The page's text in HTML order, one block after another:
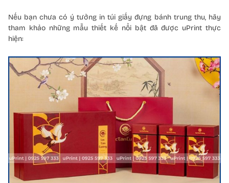
Nếu bạn chưa có ý tưởng in túi giấy đựng bánh trung thu, hãy
tham khảo những mẫu thiết kế nổi bật đã được uPrint thực
hiện: